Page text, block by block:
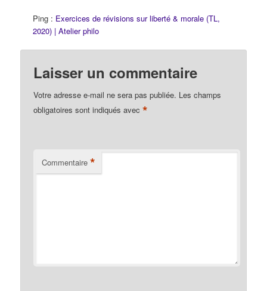
Ping : Exercices de révisions sur liberté & morale (TL,
2020) | Atelier philo
Laisser un commentaire
Votre adresse e-mail ne sera pas publiée. Les champs
obligatoires sont indiqués avec*
Commentaire *